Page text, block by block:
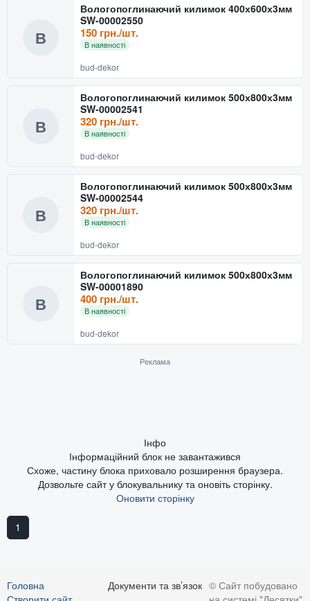
В
Вологопоглинаючий килимок 400х600х3мм
SW-00002550
150 грн./шт.
В наявності
bud-dekor
В
Вологопоглинаючий килимок 500х800х3мм
SW-00002541
320 грн./шт.
В наявності
bud-dekor
В
Вологопоглинаючий килимок 500х800х3мм
SW-00002544
320 грн./шт.
В наявності
bud-dekor
В
Вологопоглинаючий килимок 500х800х3мм
SW-00001890
400 грн./шт.
В наявності
bud-dekor
Реклама
Інфо
Інформаційний блок не завантажився
Схоже, частину блока приховало розширення браузера.
Дозвольте сайт у блокувальнику та оновіть сторінку.
Оновити сторінку
1
Головна
Документи та зв’язок © Сайт побудовано